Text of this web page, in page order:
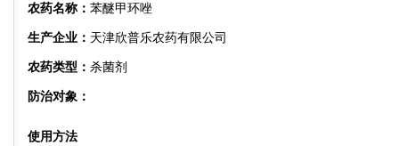
农药名称： 苯醚甲环唑
生产企业： 天津欣普乐农药有限公司
农药类型： 杀菌剂
防治对象：
使用方法